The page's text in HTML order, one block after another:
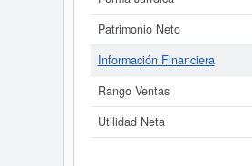
Patrimonio Neto
Información Financiera
Rango Ventas
Utilidad Neta